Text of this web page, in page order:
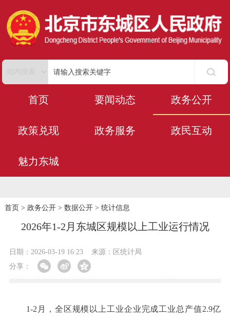
首页 要闻动态 政务公开
政策兑现 政务服务 政民互动
魅力东城
首页 > 政务公开> 数据公开> 统计信息
2026年1-2月东城区规模以上工业运行情况
日期：2026-03-19 16:23
来源：区统计局
分享：
1-2月，全区规模以上工业企业完成工业总产值2.9亿